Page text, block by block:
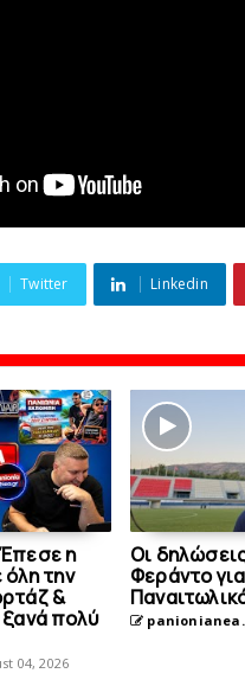
Twitter Linkedin
η
την
&
πολύ
04, 2026
Οι
Φεράντο